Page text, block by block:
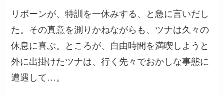
リボーンが、特訓を一休みする、と急に言いだし
た。その真意を測りかねながらも、ツナは久々の
休息に喜ぶ。ところが、自由時間を満喫しようと
外に出掛けたツナは、行く先々でおかしな事態に
遭遇して…。